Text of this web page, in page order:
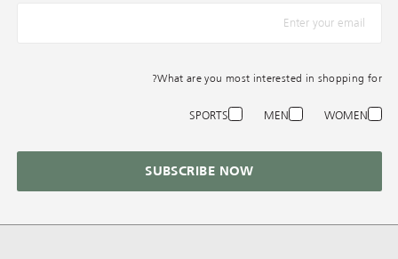
*البريد الإلكترونيّ
What are you most interested in shopping for?
WOMEN
MEN
SPORTS
SUBSCRIBE NOW